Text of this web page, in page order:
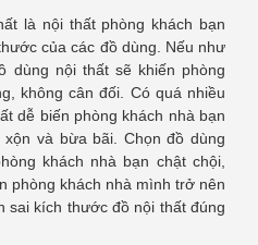
là nội thất phòng khách bạn
của các đồ dùng. Nếu như
dùng nội thất sẽ khiến phòng
không cân đối. Có quá nhiều
dễ biến phòng khách nhà bạn
và bừa bãi. Chọn đồ dùng
khách nhà bạn chật chội,
phòng khách nhà mình trở nên
sai kích thước đồ nội thất đúng